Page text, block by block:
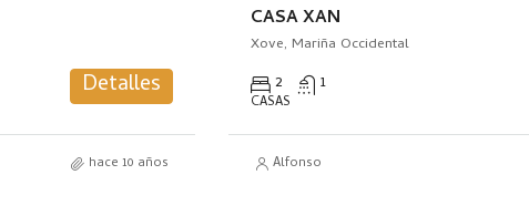
Detalles
hace 10 años
CASA XAN
Xove, Mariña Occidental
2 1
CASAS
Alfonso